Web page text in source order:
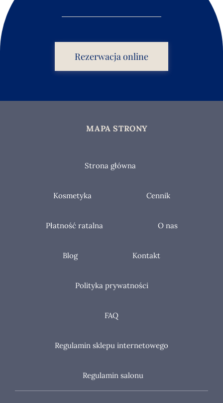
Rezerwacja online
MAPA STRONY
Strona główna
Kosmetyka Cennik
Płatność ratalna O nas
Blog Kontakt
Polityka prywatności
FAQ
Regulamin sklepu internetowego
Regulamin salonu